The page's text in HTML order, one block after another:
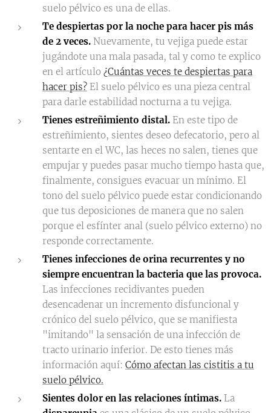
suelo pélvico es una de ellas.
Te despiertas por la noche para hacer pis más
de 2 veces. Nuevamente, tu vejiga puede estar
jugándote una mala pasada, tal y como te explico
en el artículo ¿Cuántas veces te despiertas para
hacer pis? El suelo pélvico es una pieza central
para darle estabilidad nocturna a tu vejiga.
Tienes estreñimiento distal. En este tipo de
estreñimiento, sientes deseo defecatorio, pero al
sentarte en el WC, las heces no salen, tienes que
empujar y puedes pasar mucho tiempo hasta que,
finalmente, consigues evacuar un mínimo. El
tono del suelo pélvico puede estar condicionando
que tus deposiciones de manera que no salen
porque el esfínter anal (suelo pélvico externo) no
responde correctamente.
Tienes infecciones de orina recurrentes y no
siempre encuentran la bacteria que las provoca.
Las infecciones recidivantes pueden
desencadenar un incremento disfuncional y
crónico del suelo pélvico, que se manifiesta
"imitando" la sensación de una infección de
tracto urinario inferior. De esto tienes más
información aquí: Cómo afectan las cistitis a tu
suelo pélvico.
Sientes dolor en las relaciones íntimas. La